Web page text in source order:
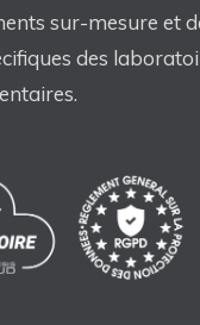
sur-mesure et
des